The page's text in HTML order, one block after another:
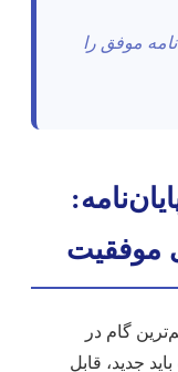
موفق را
موفقیت
گام در
جدید، قابل